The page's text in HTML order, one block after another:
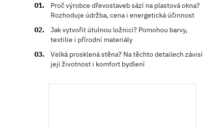
Proč výrobce dřevostaveb sází na plastová okna?
Rozhoduje údržba, cena i energetická účinnost
Jak vytvořit útulnou ložnici? Pomohou barvy,
textilie i přírodní materiály
Velká prosklená stěna? Na těchto detailech závisí
její životnost i komfort bydlení